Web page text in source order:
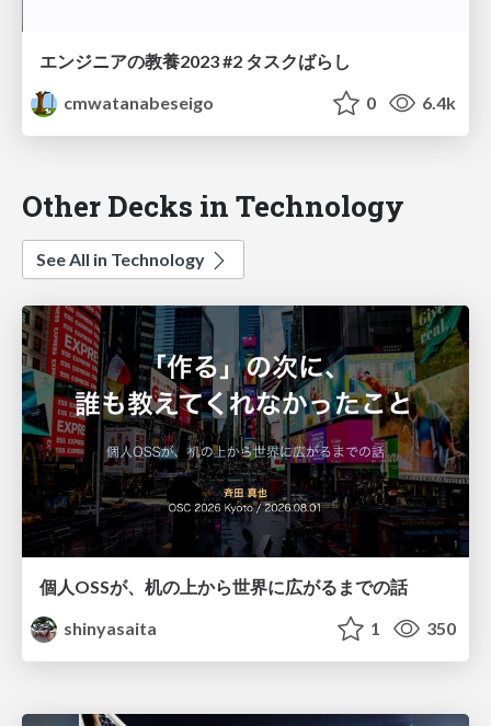
エンジニアの教養2023 #2 タスクばらし
cmwatanabeseigo
0 6.4k
Other Decks in Technology
See All in Technology
個人OSSが、机の上から世界に広がるまでの話
shinyasaita
1 350